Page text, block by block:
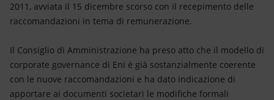
Innovazione
Scenari energetici
2011, avviata il 15 dicembre scorso con il recepimento delle
raccomandazioni in tema di remunerazione.
Il Consiglio di Amministrazione ha preso atto che il modello di
corporate governance di Eni è già sostanzialmente coerente
con le nuove raccomandazioni e ha dato indicazione di
apportare ai documenti societari le modifiche formali